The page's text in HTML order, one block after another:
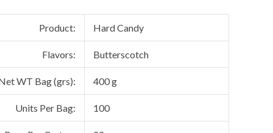
Product: Hard Candy
Flavors: Butterscotch
WT Bag (grs): 400 g
Units Per Bag: 100